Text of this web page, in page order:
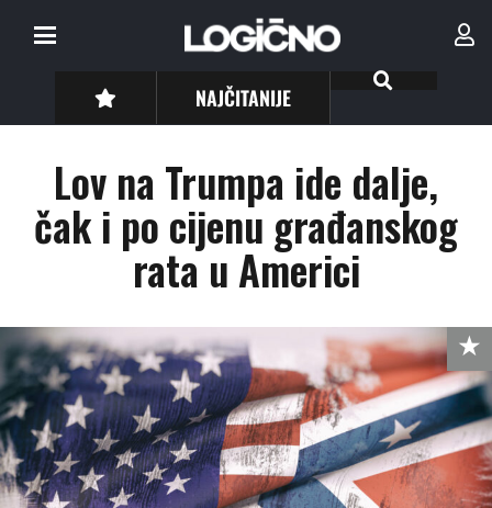
NAJČITANIJE
Lov na Trumpa ide dalje,
čak i po cijenu građanskog
rata u Americi